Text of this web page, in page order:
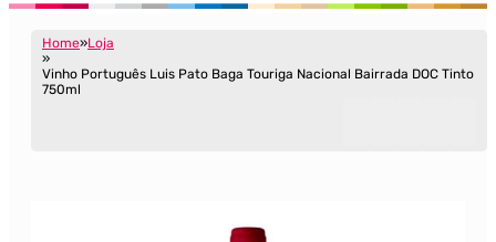
Home Loja
Vinho Português Luis Pato Baga Touriga Nacional Bairrada DOC Tinto
750ml